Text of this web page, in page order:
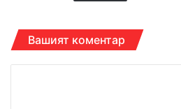
Вашият коментар